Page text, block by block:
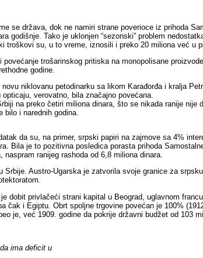
se država, dok ne namiri strane poverioce iz prihoda
godišnje. Tako je uklonjen “sezonski” problem
su, u to vreme, iznosili i preko 20 miliona već u
trošarinskog pritiska na monopolisane
godine.
niklovanu petodinarku sa likom Karađorđa i kralja
verovatno, bila značajno povećana.
na preko četiri miliona dinara, što se nikada ranije
bilo i narednih godina.
da su, na primer, srpski papiri na zajmove sa 4%
Bila je to pozitivna posledica porasta prihoda
ranijeg rashoda od 6,8 miliona dinara.
Austro-Ugarska je zatvorila svoje granice za
privlačeći strani kapital u Beograd, uglavnom
i Egiptu. Obrt spoljne trgovine povećan je 100%
je, već 1909. godine da pokrije državni budžet od 103
ima deficit u